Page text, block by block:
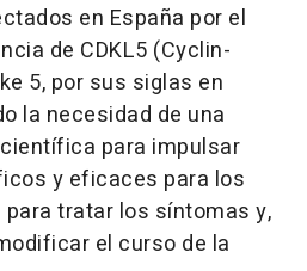
en España por el
de CDKL5 (Cyclin-
5, por sus siglas en
la necesidad de una
para impulsar
y eficaces para los
tratar los síntomas y,
el curso de la